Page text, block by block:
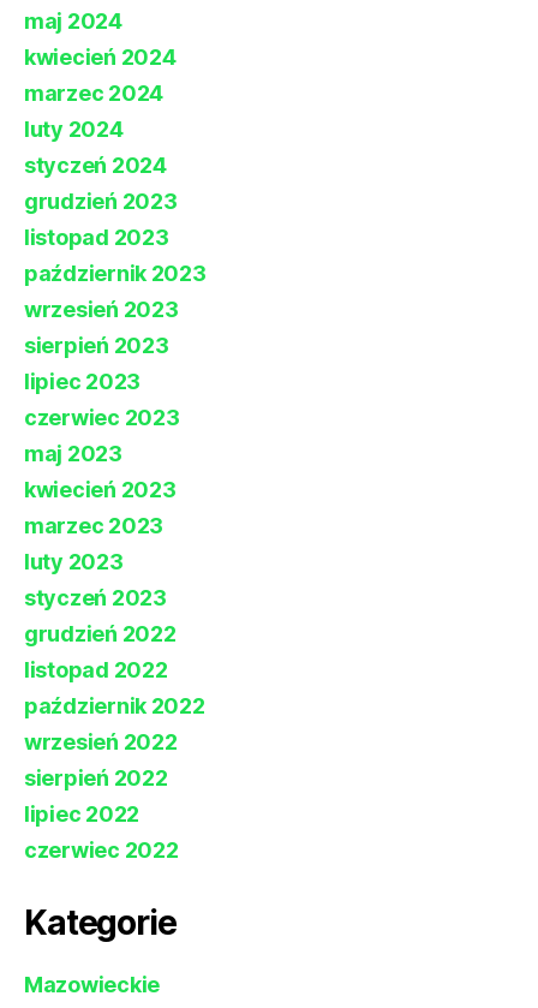
maj 2024
kwiecień 2024
marzec 2024
luty 2024
styczeń 2024
grudzień 2023
listopad 2023
październik 2023
wrzesień 2023
sierpień 2023
lipiec 2023
czerwiec 2023
maj 2023
kwiecień 2023
marzec 2023
luty 2023
styczeń 2023
grudzień 2022
listopad 2022
październik 2022
wrzesień 2022
sierpień 2022
lipiec 2022
czerwiec 2022
Kategorie
Mazowieckie